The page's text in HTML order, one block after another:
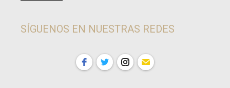
SÍGUENOS EN NUESTRAS REDES